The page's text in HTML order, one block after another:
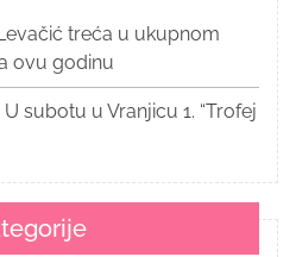
treća u ukupnom
ovu godinu
U subotu u Vranjicu 1. “Trofej